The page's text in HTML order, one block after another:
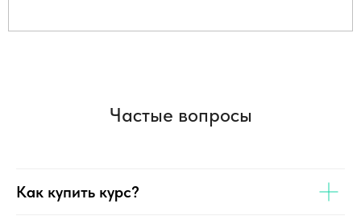
Частые вопросы
Как купить курс?